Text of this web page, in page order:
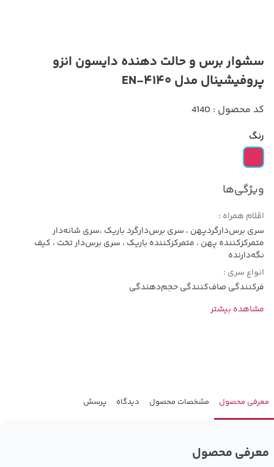
سشوار برس و حالت دهنده دایسون انزو
پروفیشینال مدل EN-4140
کد محصول : 4140
رنگ
ویژگی‌ها
اقلام همراه :
سری برس‌دارگردپهن ، سری برس‌دارگرد باریک ،سری شانه‌دار
متمرکز‌کننده پهن ، متمرکز‌کننده باریک ، سری برس‌دار تخت ، کیف
نگه‌دارنده
انواع سری :
فرکنندگی صاف‌کنندگی حجم‌دهندگی
مشاهده بیشتر
معرفی محصول مشخصات محصول دیدگاه پرسش
معرفی محصول